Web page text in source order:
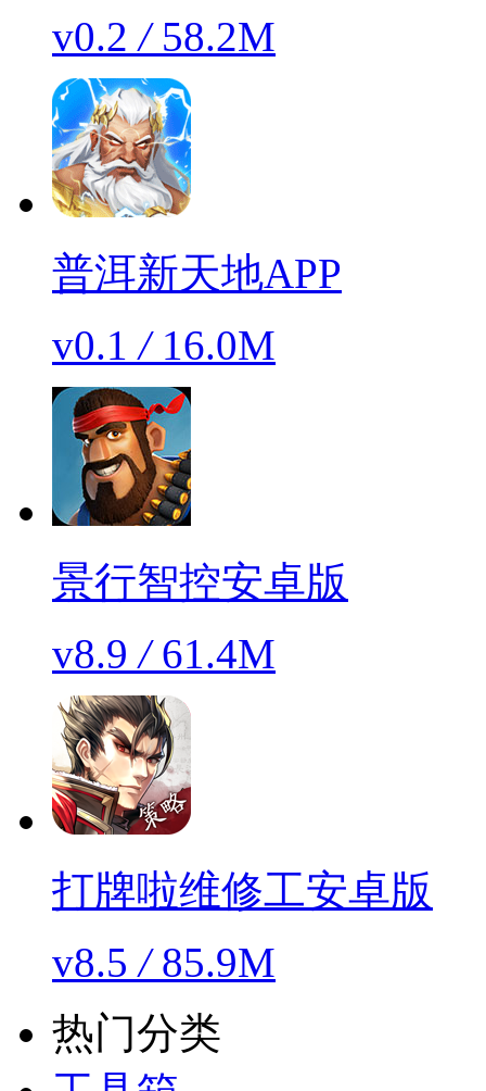
v0.2/58.2M
普洱新天地APP
v0.1/16.0M
景行智控安卓版
v8.9/61.4M
打牌啦维修工安卓版
v8.5/85.9M
热门分类